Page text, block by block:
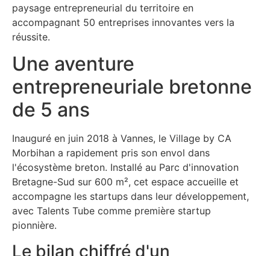
paysage entrepreneurial du territoire en
accompagnant 50 entreprises innovantes vers la
réussite.
Une aventure
entrepreneuriale bretonne
de 5 ans
Inauguré en juin 2018 à Vannes, le Village by CA
Morbihan a rapidement pris son envol dans
l'écosystème breton. Installé au Parc d'innovation
Bretagne-Sud sur 600 m², cet espace accueille et
accompagne les startups dans leur développement,
avec Talents Tube comme première startup
pionnière.
Le bilan chiffré d'un